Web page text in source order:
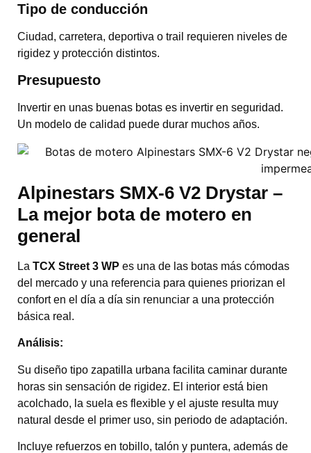
Tipo de conducción
Ciudad, carretera, deportiva o trail requieren niveles de
rigidez y protección distintos.
Presupuesto
Invertir en unas buenas botas es invertir en seguridad.
Un modelo de calidad puede durar muchos años.
Alpinestars SMX-6 V2 Drystar –
La mejor bota de motero en
general
La TCX Street 3 WP es una de las botas más cómodas
del mercado y una referencia para quienes priorizan el
confort en el día a día sin renunciar a una protección
básica real.
Análisis:
Su diseño tipo zapatilla urbana facilita caminar durante
horas sin sensación de rigidez. El interior está bien
acolchado, la suela es flexible y el ajuste resulta muy
natural desde el primer uso, sin periodo de adaptación.
Incluye refuerzos en tobillo, talón y puntera, además de